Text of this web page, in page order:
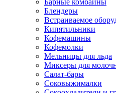
Барные комбайны
Блендеры
Встраиваемое
Кипятильники
Кофемашины
Кофемолки
Мельницы для льда
Миксеры для
Салат-бары
Соковыжималки